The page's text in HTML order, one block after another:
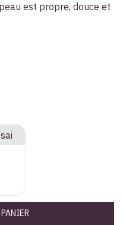
est propre, douce et